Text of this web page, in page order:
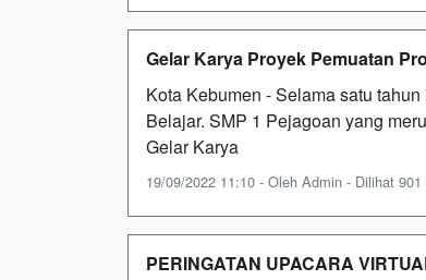
Gelar Karya Proyek Pemuatan
Kota Kebumen - Selama satu
Belajar. SMP 1 Pejagoan yang
Gelar Karya
19/09/2022 11:10 - Oleh Admin - Dilihat 901
PERINGATAN UPACARA